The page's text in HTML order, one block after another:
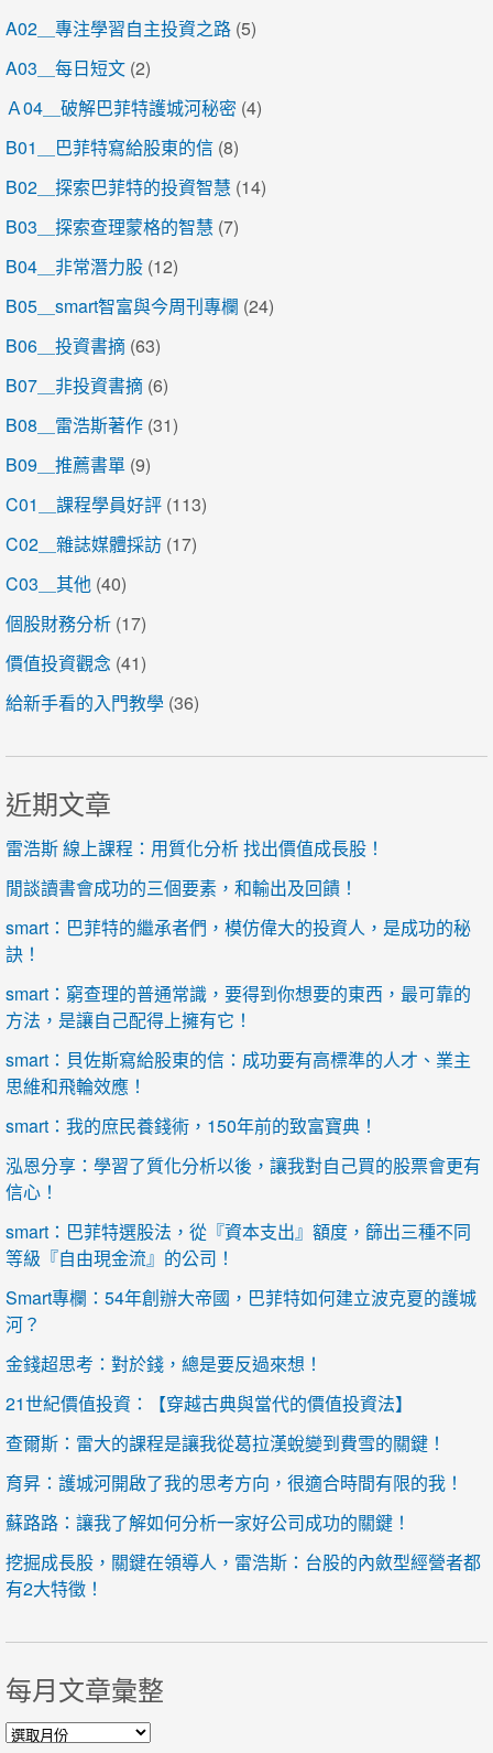
A02＿專注學習自主投資之路 (5)
A03＿每日短文 (2)
Ａ04＿破解巴菲特護城河秘密 (4)
B01＿巴菲特寫給股東的信 (8)
B02＿探索巴菲特的投資智慧 (14)
B03＿探索查理蒙格的智慧 (7)
B04＿非常潛力股 (12)
B05＿smart智富與今周刊專欄 (24)
B06＿投資書摘 (63)
B07＿非投資書摘 (6)
B08＿雷浩斯著作 (31)
B09＿推薦書單 (9)
C01＿課程學員好評 (113)
C02＿雜誌媒體採訪 (17)
C03＿其他 (40)
個股財務分析 (17)
價值投資觀念 (41)
給新手看的入門教學 (36)
近期文章
雷浩斯 線上課程：用質化分析 找出價值成長股！
閒談讀書會成功的三個要素，和輸出及回饋！
smart：巴菲特的繼承者們，模仿偉大的投資人，是成功的秘
訣！
smart：窮查理的普通常識，要得到你想要的東西，最可靠的
方法，是讓自己配得上擁有它！
smart：貝佐斯寫給股東的信：成功要有高標準的人才、業主
思維和飛輪效應！
smart：我的庶民養錢術，150年前的致富寶典！
泓恩分享：學習了質化分析以後，讓我對自己買的股票會更有
信心！
smart：巴菲特選股法，從『資本支出』額度，篩出三種不同
等級『自由現金流』的公司！
Smart專欄：54年創辦大帝國，巴菲特如何建立波克夏的護城
河？
金錢超思考：對於錢，總是要反過來想！
21世紀價值投資：【穿越古典與當代的價值投資法】
查爾斯：雷大的課程是讓我從葛拉漢蛻變到費雪的關鍵！
育昇：護城河開啟了我的思考方向，很適合時間有限的我！
蘇路路：讓我了解如何分析一家好公司成功的關鍵！
挖掘成長股，關鍵在領導人，雷浩斯：台股的內斂型經營者都
有2大特徵！
每月文章彙整
每月文章彙整